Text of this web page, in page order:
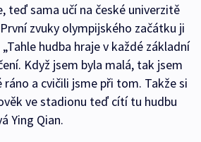
teď sama učí na české univerzitě
zvuky olympijského začátku ji
hudba hraje v každé základní
Když jsem byla malá, tak jsem
ráno a cvičili jsme při tom. Takže si
ve stadionu teď cítí tu hudbu
Ying Qian.